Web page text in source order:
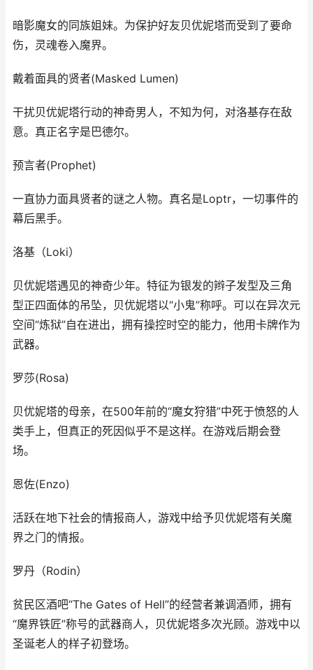
暗影魔女的同族姐妹。为保护好友贝优妮塔而受到了要命
伤，灵魂卷入魔界。
戴着面具的贤者(Masked Lumen)
干扰贝优妮塔行动的神奇男人，不知为何，对洛基存在敌
意。真正名字是巴德尔。
预言者(Prophet)
一直协力面具贤者的谜之人物。真名是Loptr，一切事件的
幕后黑手。
洛基（Loki）
贝优妮塔遇见的神奇少年。特征为银发的辫子发型及三角
型正四面体的吊坠，贝优妮塔以“小鬼”称呼。可以在异次元
空间“炼狱”自在进出，拥有操控时空的能力，他用卡牌作为
武器。
罗莎(Rosa)
贝优妮塔的母亲，在500年前的“魔女狩猎”中死于愤怒的人
类手上，但真正的死因似乎不是这样。在游戏后期会登
场。
恩佐(Enzo)
活跃在地下社会的情报商人，游戏中给予贝优妮塔有关魔
界之门的情报。
罗丹（Rodin）
贫民区酒吧“The Gates of Hell”的经营者兼调酒师，拥有
“魔界铁匠”称号的武器商人，贝优妮塔多次光顾。游戏中以
圣诞老人的样子初登场。